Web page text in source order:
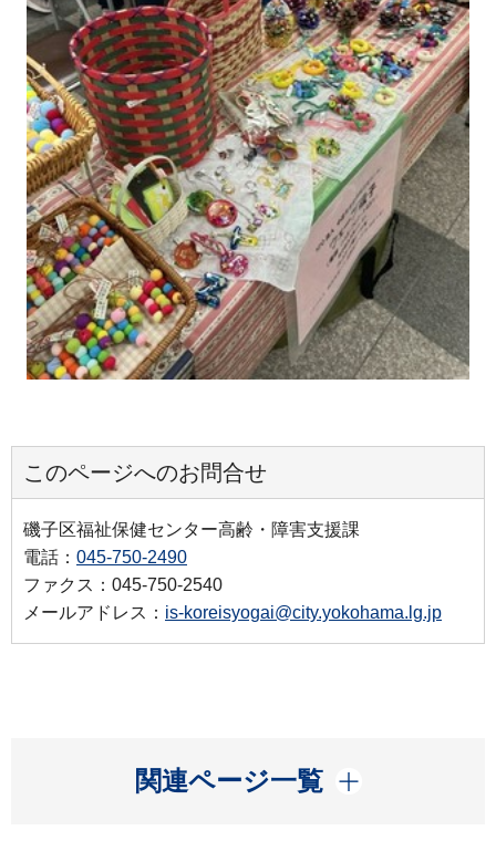
このページへのお問合せ
磯子区福祉保健センター高齢・障害支援課
電話： 045-750-2490
ファクス：045-750-2540
メールアドレス： is-koreisyogai@city.yokohama.lg.jp
関連ページ一覧
開く